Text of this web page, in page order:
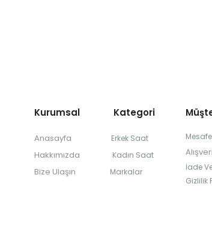
Kurumsal Kategori
Anasayfa Erkek Saat
Hakkımızda Kadın Saat
Bize Ulaşın Markalar
İade
Gizlilik